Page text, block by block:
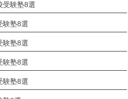
受験塾8選
験塾8選
験塾8選
験塾8選
験塾8選